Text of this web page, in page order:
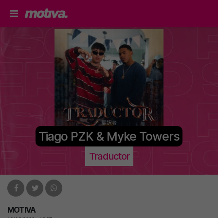
Tiago PZK & Myke Towers
Traductor
MOTIVA